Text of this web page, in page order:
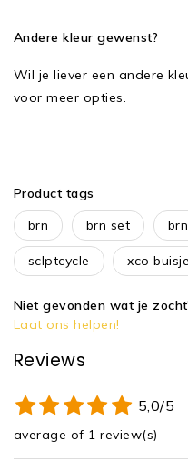
Andere kleur gewenst?
Wil je liever een andere
voor meer opties.
Product tags
brn
brn set
sclptcycle xco
Niet gevonden wat je
Laat ons helpen!
Reviews
5,0/5
average of 1 review(s)